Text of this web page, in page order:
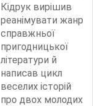
Кідрук вирішив
реанімувати жанр
справжньої
пригодницької
літератури й
написав цикл
веселих історій
про двох молодих